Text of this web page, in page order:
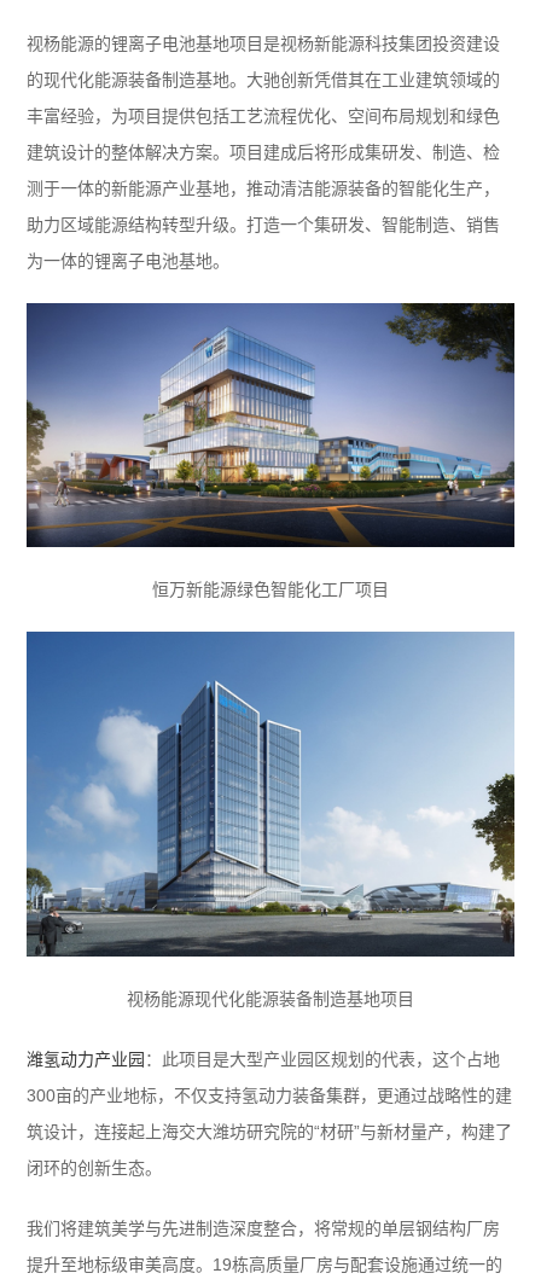
视杨能源的锂离子电池基地项目是视杨新能源科技集团投资建设
的现代化能源装备制造基地。大驰创新凭借其在工业建筑领域的
丰富经验，为项目提供包括工艺流程优化、空间布局规划和绿色
建筑设计的整体解决方案。项目建成后将形成集研发、制造、检
测于一体的新能源产业基地，推动清洁能源装备的智能化生产，
助力区域能源结构转型升级。打造一个集研发、智能制造、销售
为一体的锂离子电池基地。
恒万新能源绿色智能化工厂项目
视杨能源现代化能源装备制造基地项目
潍氢动力产业园 ：此项目是大型产业园区规划的代表，这个占地
300亩的产业地标，不仅支持氢动力装备集群，更通过战略性的建
筑设计，连接起上海交大潍坊研究院的“材研”与新材量产，构建了
闭环的创新生态。
我们将建筑美学与先进制造深度整合，将常规的单层钢结构厂房
提升至地标级审美高度。19栋高质量厂房与配套设施通过统一的